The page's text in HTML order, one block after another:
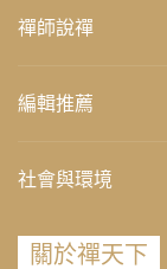
禪師說禪
編輯推薦
社會與環境
關於禪天下